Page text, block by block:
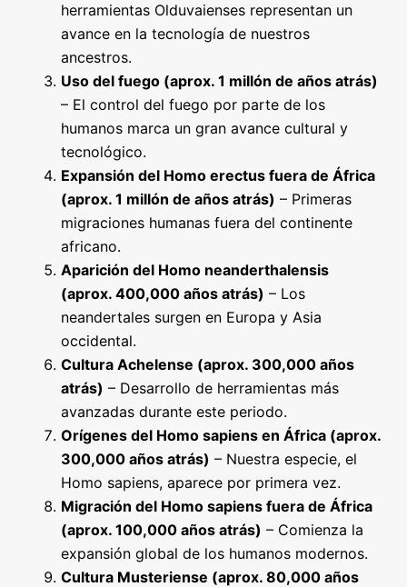
herramientas Olduvaienses representan un
avance en la tecnología de nuestros
ancestros.
Uso del fuego (aprox. 1 millón de años atrás)
– El control del fuego por parte de los
humanos marca un gran avance cultural y
tecnológico.
Expansión del Homo erectus fuera de África
(aprox. 1 millón de años atrás) – Primeras
migraciones humanas fuera del continente
africano.
Aparición del Homo neanderthalensis
(aprox. 400,000 años atrás) – Los
neandertales surgen en Europa y Asia
occidental.
Cultura Achelense (aprox. 300,000 años
atrás) – Desarrollo de herramientas más
avanzadas durante este periodo.
Orígenes del Homo sapiens en África (aprox.
300,000 años atrás) – Nuestra especie, el
Homo sapiens, aparece por primera vez.
Migración del Homo sapiens fuera de África
(aprox. 100,000 años atrás) – Comienza la
expansión global de los humanos modernos.
Cultura Musteriense (aprox. 80,000 años